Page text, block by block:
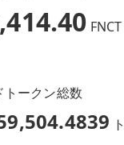
FNCT
トークン総数